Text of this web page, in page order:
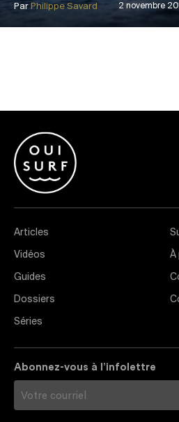
2 novembre
Par Philippe Savard
Articles
Vidéos
Guides
Dossiers
Séries
À
Abonnez-vous à l’infolettre